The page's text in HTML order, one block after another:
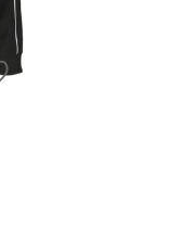
ZUR WUNSCHLISTE